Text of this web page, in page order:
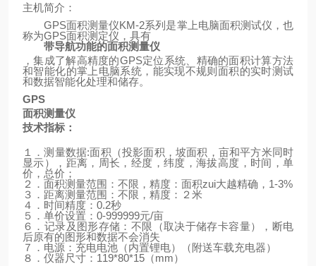
主机简介：
GPS面积测量仪KM-2系列是掌上电脑面积测试仪，也
称为GPS面积测定仪，具有
带导航功能的面积测量仪
，集成了解高精度的GPS定位系统、精确的面积计算方法
和智能化的掌上电脑系统，能实现不规则面积的实时测试
和数据智能化处理和储存。
GPS
面积测量仪
技术指标：
１．测量数据:面积（投影面积，坡面积，亩和平方米同时
显示），距离，周长，经度，纬度，海拔高度，时间，单
价，总价；
２．面积测量范围：不限，精度：面积zui大越精确， 1-3%
３．距离测量范围：不限，精度：２米
４．时间精度： 0.2秒
５．单价设置： 0-999999元/亩
６．记录及图形存储：不限（取决于储存卡容量），断电
后原有的图形和数据不会消失
７．电源：充电电池（内置锂电）
（附送车载充电器）
８．仪器尺寸： 119*80*15 （mm）